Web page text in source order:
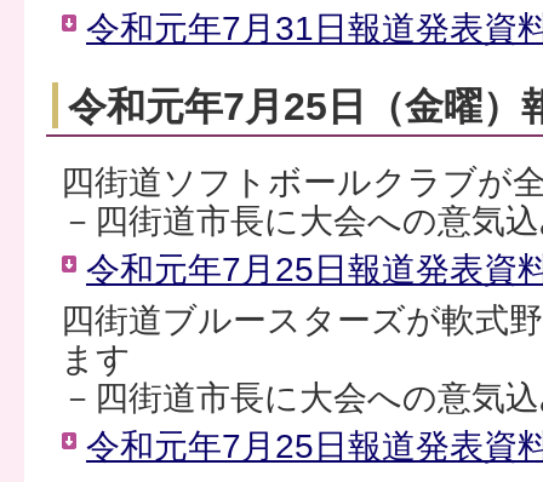
令和元年7月31日報道発表資
令和元年7月25日（金曜）
四街道ソフトボールクラブが
－四街道市長に大会への意気
令和元年7月25日報道発表資
四街道ブルースターズが軟式
ます
－四街道市長に大会への意気
令和元年7月25日報道発表資